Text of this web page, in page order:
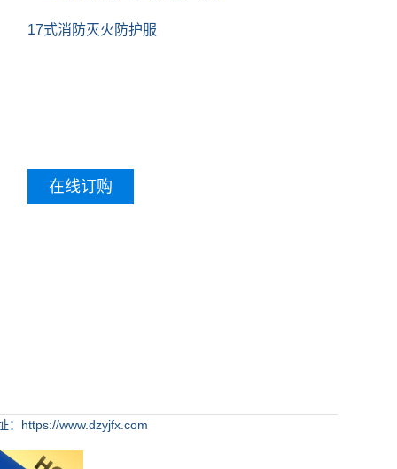
17式消防灭火防护服
在线订购
：https://www.dzyjfx.com